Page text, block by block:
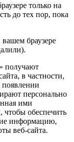
только на
до тех пор, пока
браузере
получают
в частности,
персонально
ими
чтобы обеспечить
информацию,
веб-сайта.